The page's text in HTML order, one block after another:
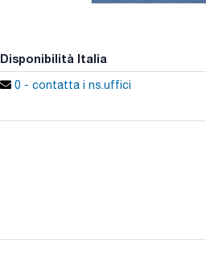
Disponibilità Italia
0 - contatta i ns.uffici